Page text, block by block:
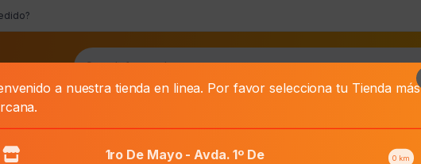
GS.59.900
a nuestra tienda en linea. Por favor selecciona tu Tienda más
1ro De Mayo - Avda. 1º De
0 km